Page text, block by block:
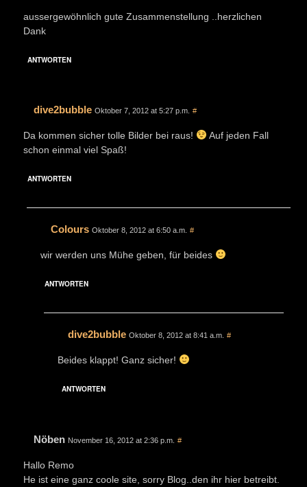
aussergewöhnlich gute Zusammenstellung ..herzlichen
Dank
ANTWORTEN
dive2bubble Oktober 7, 2012 at 5:27 p.m. #
Da kommen sicher tolle Bilder bei raus!
Auf jeden Fall
schon einmal viel Spaß!
ANTWORTEN
Colours Oktober 8, 2012 at 6:50 a.m. #
wir werden uns Mühe geben, für beides
ANTWORTEN
dive2bubble Oktober 8, 2012 at 8:41 a.m. #
Beides klappt! Ganz sicher!
ANTWORTEN
Nöben November 16, 2012 at 2:36 p.m. #
Hallo Remo
He ist eine ganz coole site, sorry Blog..den ihr hier betreibt.